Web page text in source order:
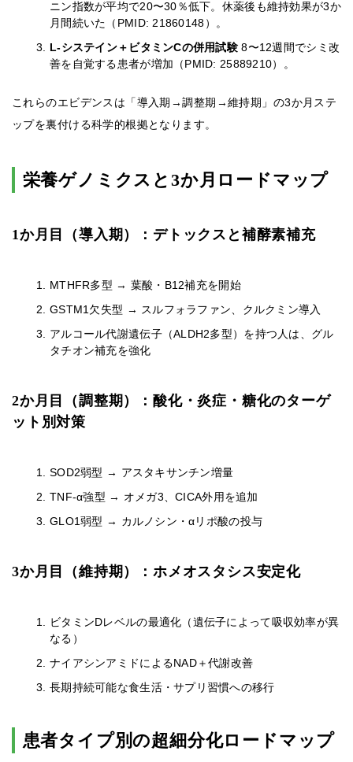
ニン指数が平均で20〜30％低下。休薬後も維持効果が3か
月間続いた（PMID: 21860148）。
L-システイン＋ビタミンCの併用試験8〜12週間でシミ改
善を自覚する患者が増加（PMID: 25889210）。
これらのエビデンスは「導入期→調整期→維持期」の3か月ステ
ップを裏付ける科学的根拠となります。
栄養ゲノミクスと3か月ロードマップ
1か月目（導入期）：デトックスと補酵素補充
MTHFR多型 → 葉酸・B12補充を開始
GSTM1欠失型 → スルフォラファン、クルクミン導入
アルコール代謝遺伝子（ALDH2多型）を持つ人は、グル
タチオン補充を強化
2か月目（調整期）：酸化・炎症・糖化のターゲ
ット別対策
SOD2弱型 → アスタキサンチン増量
TNF-α強型 → オメガ3、CICA外用を追加
GLO1弱型 → カルノシン・αリポ酸の投与
3か月目（維持期）：ホメオスタシス安定化
ビタミンDレベルの最適化（遺伝子によって吸収効率が異
なる）
ナイアシンアミドによるNAD＋代謝改善
長期持続可能な食生活・サプリ習慣への移行
患者タイプ別の超細分化ロードマップ